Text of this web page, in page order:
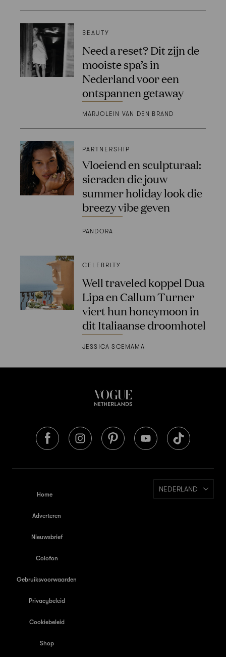
BEAUTY
Need a reset? Dit zijn de
mooiste spa’s in
Nederland voor een
ontspannen getaway
MARJOLEIN VAN DEN BRAND
PARTNERSHIP
Vloeiend en sculpturaal:
sieraden die jouw
summer holiday look die
breezy vibe geven
PANDORA
CELEBRITY
Well traveled koppel Dua
Lipa en Callum Turner
viert hun honeymoon in
dit Italiaanse droomhotel
JESSICA SCEMAMA
Home
Adverteren
Nieuwsbrief
Colofon
Gebruiksvoorwaarden
Privacybeleid
Cookiebeleid
Shop
NEDERLAND